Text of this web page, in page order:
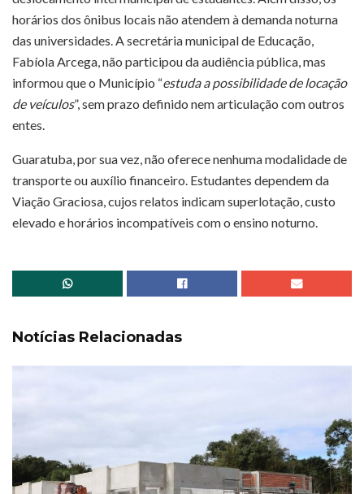
horários dos ônibus locais não atendem à demanda noturna
das universidades. A secretária municipal de Educação,
Fabíola Arcega, não participou da audiência pública, mas
informou que o Município “estuda a possibilidade de locação
de veículos”, sem prazo definido nem articulação com outros
entes.
Guaratuba, por sua vez, não oferece nenhuma modalidade de
transporte ou auxílio financeiro. Estudantes dependem da
Viação Graciosa, cujos relatos indicam superlotação, custo
elevado e horários incompatíveis com o ensino noturno.
Notícias Relacionadas